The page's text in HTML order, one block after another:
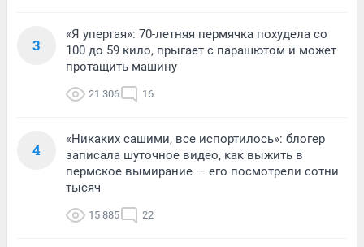
3
«Я упертая»: 70-летняя пермячка похудела со
100 до 59 кило, прыгает с парашютом и может
протащить машину
21 306 16
4
«Никаких сашими, все испортилось»: блогер
записала шуточное видео, как выжить в
пермское вымирание — его посмотрели сотни
тысяч
15 885 22